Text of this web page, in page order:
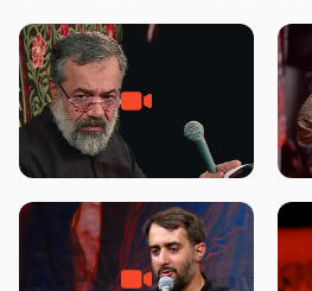
مقدم – شب هشتم محرم 1448 –
مادر منم مثل تو خمیدم – حاج
محمود کریمی – شهادت حضرت
هیئت رایة العباس علیه السلام